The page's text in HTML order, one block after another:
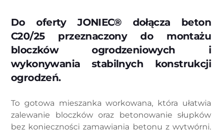
Do oferty JONIEC® dołącza beton
C20/25 przeznaczony do montażu
bloczków ogrodzeniowych i
wykonywania stabilnych konstrukcji
ogrodzeń.
To gotowa mieszanka workowana, która ułatwia
zalewanie bloczków oraz betonowanie słupków
bez konieczności zamawiania betonu z wytwórni.